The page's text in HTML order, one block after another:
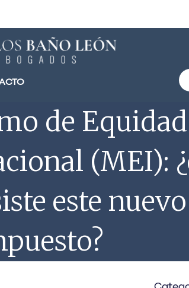
de Equidad
(MEI):
este nuevo